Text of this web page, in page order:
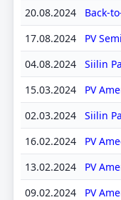
20.08.2024
Back-
17.08.2024
PV
04.08.2024
Siilin
15.03.2024
PV
02.03.2024
Siilin
16.02.2024
PV
13.02.2024
PV
09.02.2024
PV